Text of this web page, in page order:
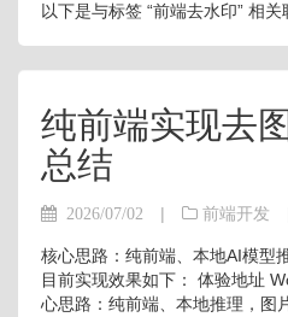
以下是与标签 “前端去水印” 相
纯前端实现去
总结
2026/07/02 | 前端开发
核心思路：纯前端、本地AI模型
目前实现效果如下： 体验地址
心思路：纯前端、本地推理，图